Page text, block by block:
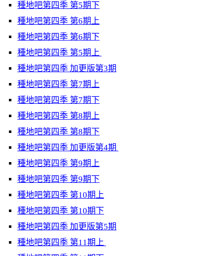
種地吧第四季 第5期下
種地吧第四季 第6期上
種地吧第四季 第6期下
種地吧第四季 第5期上
種地吧第四季 加更版第3期
種地吧第四季 第7期上
種地吧第四季 第7期下
種地吧第四季 第8期上
種地吧第四季 第8期下
種地吧第四季 加更版第4期
種地吧第四季 第9期上
種地吧第四季 第9期下
種地吧第四季 第10期上
種地吧第四季 第10期下
種地吧第四季 加更版第5期
種地吧第四季 第11期上